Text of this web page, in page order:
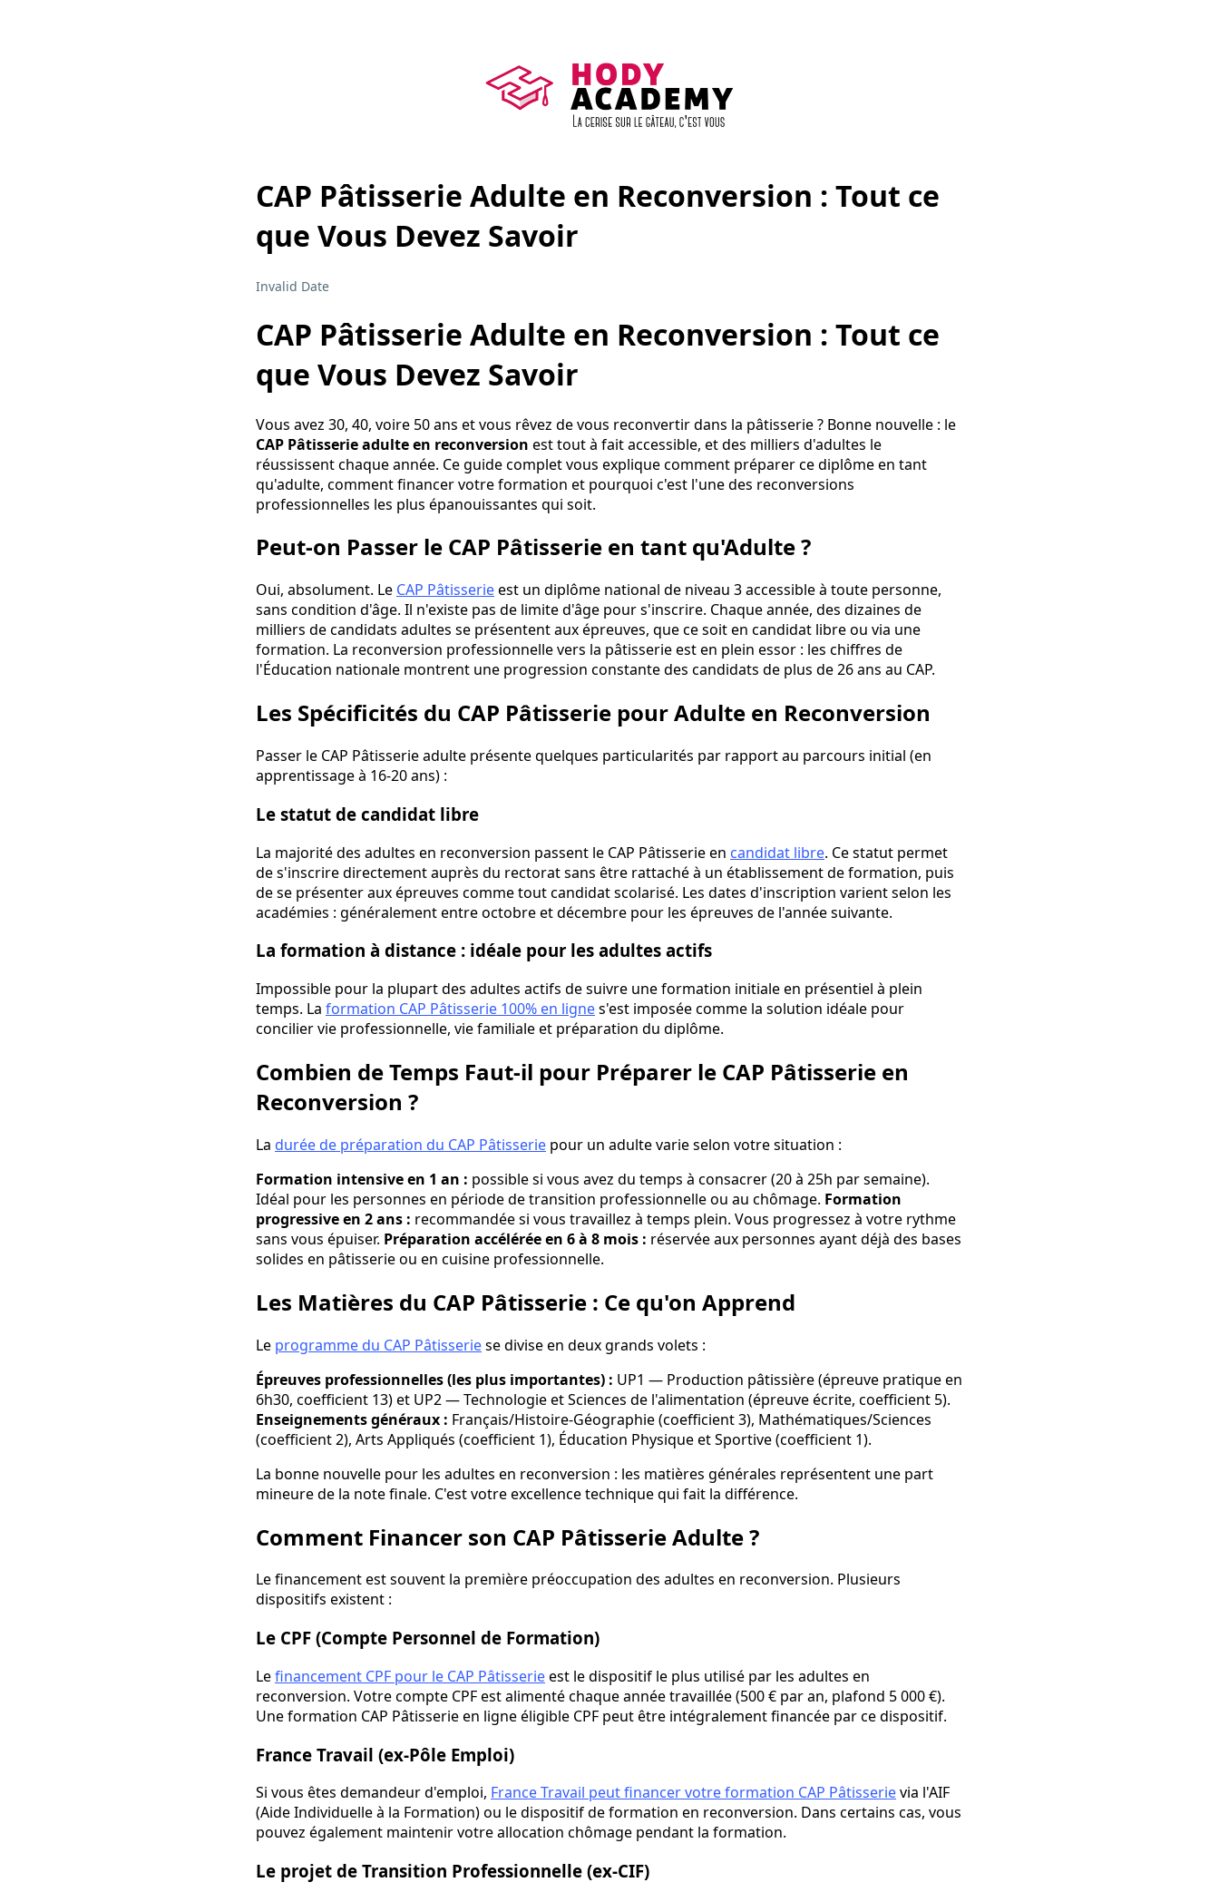
CAP Pâtisserie Adulte en Reconversion : Tout ce
que Vous Devez Savoir
Invalid Date
CAP Pâtisserie Adulte en Reconversion : Tout ce
que Vous Devez Savoir
Vous avez 30, 40, voire 50 ans et vous rêvez de vous reconvertir dans la pâtisserie ? Bonne nouvelle : le
CAP Pâtisserie adulte en reconversion est tout à fait accessible, et des milliers d'adultes le
réussissent chaque année. Ce guide complet vous explique comment préparer ce diplôme en tant
qu'adulte, comment financer votre formation et pourquoi c'est l'une des reconversions
professionnelles les plus épanouissantes qui soit.
Peut-on Passer le CAP Pâtisserie en tant qu'Adulte ?
Oui, absolument. Le CAP Pâtisserieest un diplôme national de niveau 3 accessible à toute personne,
sans condition d'âge. Il n'existe pas de limite d'âge pour s'inscrire. Chaque année, des dizaines de
milliers de candidats adultes se présentent aux épreuves, que ce soit en candidat libre ou via une
formation. La reconversion professionnelle vers la pâtisserie est en plein essor : les chiffres de
l'Éducation nationale montrent une progression constante des candidats de plus de 26 ans au CAP.
Les Spécificités du CAP Pâtisserie pour Adulte en Reconversion
Passer le CAP Pâtisserie adulte présente quelques particularités par rapport au parcours initial (en
apprentissage à 16-20 ans) :
Le statut de candidat libre
La majorité des adultes en reconversion passent le CAP Pâtisserie en candidat libre. Ce statut permet
de s'inscrire directement auprès du rectorat sans être rattaché à un établissement de formation, puis
de se présenter aux épreuves comme tout candidat scolarisé. Les dates d'inscription varient selon les
académies : généralement entre octobre et décembre pour les épreuves de l'année suivante.
La formation à distance : idéale pour les adultes actifs
Impossible pour la plupart des adultes actifs de suivre une formation initiale en présentiel à plein
temps. La formation CAP Pâtisserie 100% en lignes'est imposée comme la solution idéale pour
concilier vie professionnelle, vie familiale et préparation du diplôme.
Combien de Temps Faut-il pour Préparer le CAP Pâtisserie en
Reconversion ?
La durée de préparation du CAP Pâtisserie pour un adulte varie selon votre situation :
Formation intensive en 1 an : possible si vous avez du temps à consacrer (20 à 25h par semaine).
Idéal pour les personnes en période de transition professionnelle ou au chômage. Formation
progressive en 2 ans : recommandée si vous travaillez à temps plein. Vous progressez à votre rythme
sans vous épuiser. Préparation accélérée en 6 à 8 mois : réservée aux personnes ayant déjà des bases
solides en pâtisserie ou en cuisine professionnelle.
Les Matières du CAP Pâtisserie : Ce qu'on Apprend
Le programme du CAP Pâtisseriese divise en deux grands volets :
Épreuves professionnelles (les plus importantes) : UP1 — Production pâtissière (épreuve pratique en
6h30, coefficient 13) et UP2 — Technologie et Sciences de l'alimentation (épreuve écrite, coefficient 5).
Enseignements généraux : Français/Histoire-Géographie (coefficient 3), Mathématiques/Sciences
(coefficient 2), Arts Appliqués (coefficient 1), Éducation Physique et Sportive (coefficient 1).
La bonne nouvelle pour les adultes en reconversion : les matières générales représentent une part
mineure de la note finale. C'est votre excellence technique qui fait la différence.
Comment Financer son CAP Pâtisserie Adulte ?
Le financement est souvent la première préoccupation des adultes en reconversion. Plusieurs
dispositifs existent :
Le CPF (Compte Personnel de Formation)
Lefinancement CPF pour le CAP Pâtisserieest le dispositif le plus utilisé par les adultes en
reconversion. Votre compte CPF est alimenté chaque année travaillée (500 € par an, plafond 5 000 €).
Une formation CAP Pâtisserie en ligne éligible CPF peut être intégralement financée par ce dispositif.
France Travail (ex-Pôle Emploi)
Si vous êtes demandeur d'emploi, France Travail peut financer votre formation CAP Pâtisserievia l'AIF
(Aide Individuelle à la Formation) ou le dispositif de formation en reconversion. Dans certains cas, vous
pouvez également maintenir votre allocation chômage pendant la formation.
Le projet de Transition Professionnelle (ex-CIF)